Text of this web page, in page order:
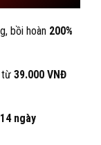
bồi hoàn 200%
từ 39.000 VNĐ
14 ngày